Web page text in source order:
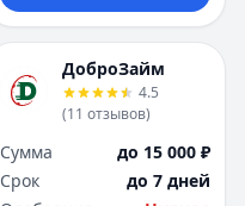
ДоброЗайм
4.5
(11 отзывов)
Сумма
до 15 000 ₽
Срок
до 7 дней